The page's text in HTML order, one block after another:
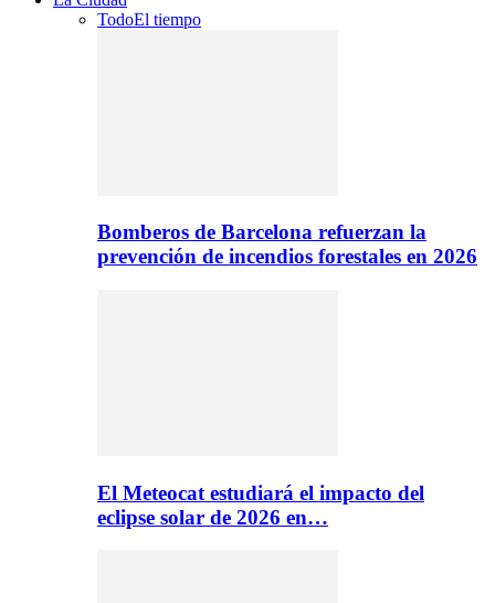
TodoEl tiempo
Bomberos de Barcelona refuerzan la
prevención de incendios forestales en 2026
El Meteocat estudiará el impacto del
eclipse solar de 2026 en…